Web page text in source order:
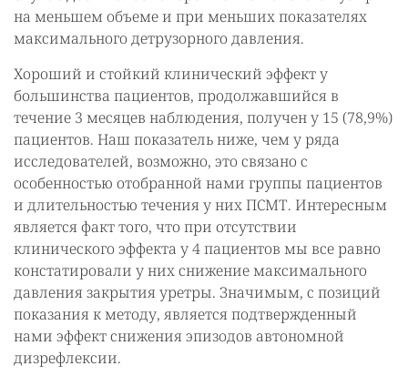
на меньшем объеме и при меньших показателях
максимального детрузорного давления.
Хороший и стойкий клинический эффект у
большинства пациентов, продолжавшийся в
течение 3 месяцев наблюдения, получен у 15 (78,9%)
пациентов. Наш показатель ниже, чем у ряда
исследователей, возможно, это связано с
особенностью отобранной нами группы пациентов
и длительностью течения у них ПСМТ. Интересным
является факт того, что при отсутствии
клинического эффекта у 4 пациентов мы все равно
констатировали у них снижение максимального
давления закрытия уретры. Значимым, с позиций
показания к методу, является подтвержденный
нами эффект снижения эпизодов автономной
дизрефлексии.